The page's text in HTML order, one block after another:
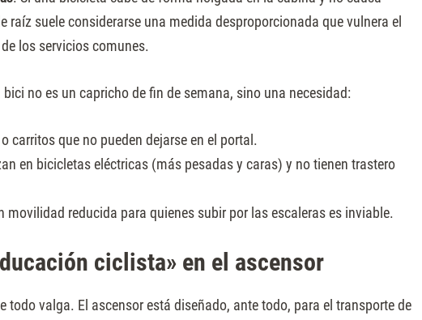
raíz suele considerarse una medida desproporcionada que vulnera el
los servicios comunes.
no es un capricho de fin de semana, sino una necesidad:
carritos que no pueden dejarse en el portal.
en bicicletas eléctricas (más pesadas y caras) y no tienen trastero
movilidad reducida para quienes subir por las escaleras es inviable.
ciclista» en el ascensor
todo valga. El ascensor está diseñado, ante todo, para el transporte de